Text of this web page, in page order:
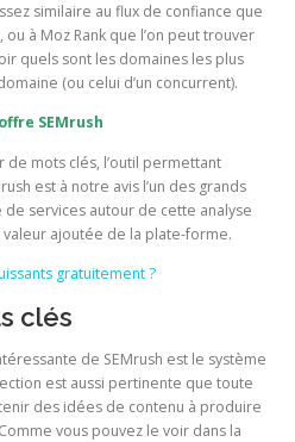
similaire au flux de confiance que
à Moz Rank que l’on peut trouver
quels sont les domaines les plus
(ou celui d’un concurrent).
SEMrush
de mots clés, l’outil permettant
est à notre avis l’un des grands
services autour de cette analyse
ajoutée de la plate-forme.
gratuitement ?
clés
de SEMrush est le système
est aussi pertinente que toute
des idées de contenu à produire
vous pouvez le voir dans la